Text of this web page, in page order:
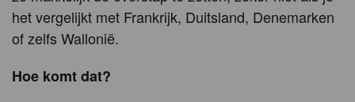
het vergelijkt met Frankrijk, Duitsland, Denemarken
of zelfs Wallonië.
Hoe komt dat?